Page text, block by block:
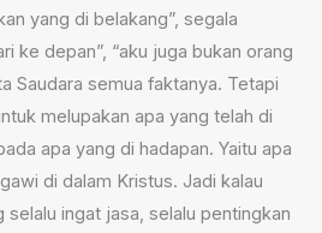
yang di belakang”, segala
ke depan”, “aku juga bukan orang
Saudara semua faktanya. Tetapi
melupakan apa yang telah di
apa yang di hadapan. Yaitu apa
di dalam Kristus. Jadi kalau
selalu ingat jasa, selalu pentingkan